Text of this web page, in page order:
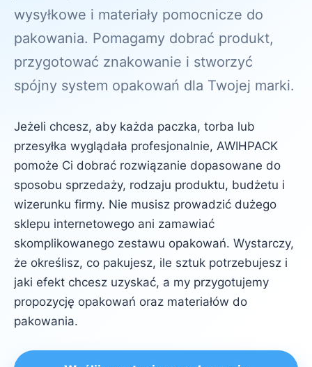
wysyłkowe i materiały pomocnicze do
pakowania. Pomagamy dobrać produkt,
przygotować znakowanie i stworzyć
spójny system opakowań dla Twojej marki.
Jeżeli chcesz, aby każda paczka, torba lub
przesyłka wyglądała profesjonalnie, AWIHPACK
pomoże Ci dobrać rozwiązanie dopasowane do
sposobu sprzedaży, rodzaju produktu, budżetu i
wizerunku firmy. Nie musisz prowadzić dużego
sklepu internetowego ani zamawiać
skomplikowanego zestawu opakowań. Wystarczy,
że określisz, co pakujesz, ile sztuk potrzebujesz i
jaki efekt chcesz uzyskać, a my przygotujemy
propozycję opakowań oraz materiałów do
pakowania.